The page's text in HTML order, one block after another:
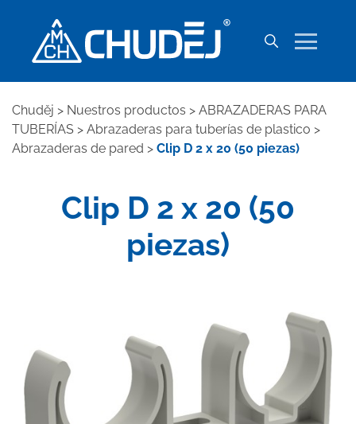
Chuděj > Nuestros productos > ABRAZADERAS PARA
TUBERÍAS > Abrazaderas para tuberías de plastico >
Abrazaderas de pared > Clip D 2 x 20 (50 piezas)
Clip D 2 x 20 (50
piezas)